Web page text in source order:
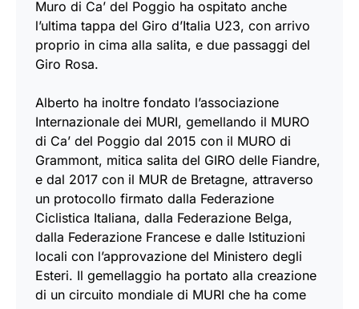
Muro di Ca’ del Poggio ha ospitato anche
l’ultima tappa del Giro d’Italia U23, con arrivo
proprio in cima alla salita, e due passaggi del
Giro Rosa.
Alberto ha inoltre fondato l’associazione
Internazionale dei MURI, gemellando il MURO
di Ca’ del Poggio dal 2015 con il MURO di
Grammont, mitica salita del GIRO delle Fiandre,
e dal 2017 con il MUR de Bretagne, attraverso
un protocollo firmato dalla Federazione
Ciclistica Italiana, dalla Federazione Belga,
dalla Federazione Francese e dalle Istituzioni
locali con l’approvazione del Ministero degli
Esteri. Il gemellaggio ha portato alla creazione
di un circuito mondiale di MURI che ha come